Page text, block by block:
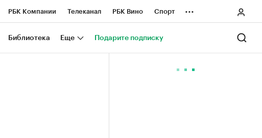
РБК Компании Телеканал РБК Вино Спорт
Национальные проекты Город
...
Библиотека Еще Подарите подписку